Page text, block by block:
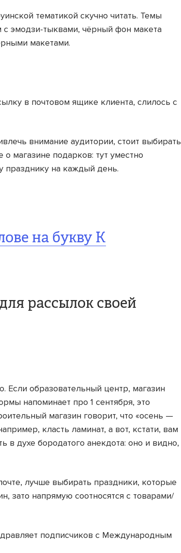
тематикой скучно читать. Темы
эмодзи-тыквами, чёрный фон макета
макетами.
в почтовом ящике клиента, слилось с
внимание аудитории, стоит выбирать
магазине подарков: тут уместно
празднику на каждый день.
на букву К
рассылок своей
Если образовательный центр, магазин
напоминает про 1 сентября, это
магазин говорит, что «осень —
класть ламинат, а вот, кстати, вам
в духе бородатого анекдота: оно и видно,
лучше выбирать праздники, которые
зато напрямую соотносятся с товарами/
подписчиков с Международным